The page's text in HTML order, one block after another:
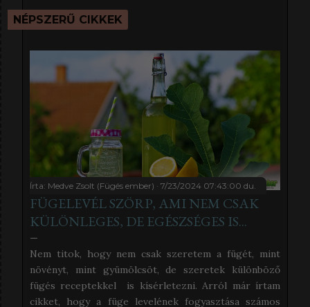
ó
l
j
o
z
!
NÉPSZERŰ CIKKEK
Írta: Medve Zsolt (Fügés ember) 7/23/2024 07:43:00 du.
FÜGELEVÉL SZÖRP, AMI NEM CSAK
KÜLÖNLEGES, DE EGÉSZSÉGES IS...
Nem titok, hogy nem csak szeretem a fügét, mint
növényt, mint gyümölcsöt, de szeretek különböző
fügés receptekkel is kísérletezni. Arról már írtam
cikket, hogy a füge levelének fogyasztása számos